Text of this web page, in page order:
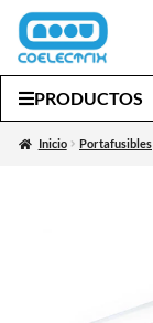
PRODUCTOS
Inicio Portafusibles